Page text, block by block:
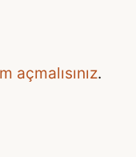
açmalısınız.